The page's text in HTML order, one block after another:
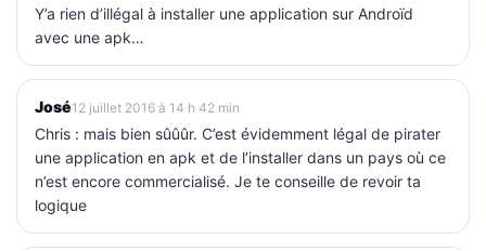
Y’a rien d’illégal à installer une application sur Androïd
avec une apk…
José12 juillet 2016 à 14 h 42 min
Chris : mais bien sûûûr. C’est évidemment légal de pirater
une application en apk et de l’installer dans un pays où ce
n’est encore commercialisé. Je te conseille de revoir ta
logique